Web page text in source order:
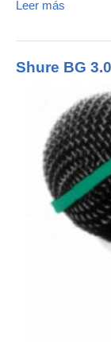
Leer más
Shure BG 3.0